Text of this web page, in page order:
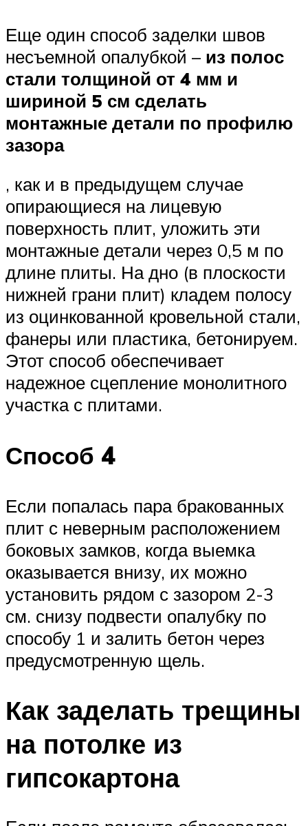
Еще один способ заделки швов
несъемной опалубкой – из полос
стали толщиной от 4 мм и
шириной 5 см сделать
монтажные детали по профилю
зазора
, как и в предыдущем случае
опирающиеся на лицевую
поверхность плит, уложить эти
монтажные детали через 0,5 м по
длине плиты. На дно (в плоскости
нижней грани плит) кладем полосу
из оцинкованной кровельной стали,
фанеры или пластика, бетонируем.
Этот способ обеспечивает
надежное сцепление монолитного
участка с плитами.
Способ 4
Если попалась пара бракованных
плит с неверным расположением
боковых замков, когда выемка
оказывается внизу, их можно
установить рядом с зазором 2-3
см. снизу подвести опалубку по
способу 1 и залить бетон через
предусмотренную щель.
Как заделать трещины
на потолке из
гипсокартона